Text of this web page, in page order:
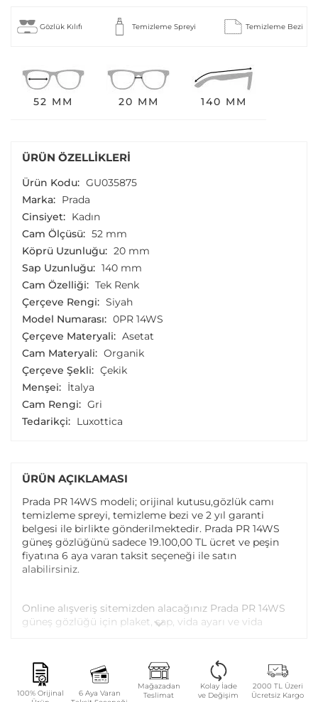
Gözlük Kılıfı Temizleme Spreyi Temizleme Bezi
52 MM 20 MM 140 MM
100% Orijinal
6 Aya Varan
Mağazadan
Teslimat
Kolay İade
ve Değişim
2000 TL Üzeri
Ücretsiz Kargo
ÜRÜN AÇIKLAMASI
Prada PR 14WS modeli; orijinal kutusu,gözlük camı
temizleme spreyi, temizleme bezi ve 2 yıl garanti
belgesi ile birlikte gönderilmektedir. Prada PR 14WS
güneş gözlüğünü sadece 19.100,00 TL ücret ve peşin
fiyatına 6 aya varan taksit seçeneği ile satın
alabilirsiniz.
Online alışveriş sitemizden alacağınız Prada PR 14WS
güneş gözlüğü için plaket, sap, vida ayarı ve vida
Garanti kapsamı dışındaki parça değişim ve bakım
ÜRÜN ÖZELLIKLERI
Ürün Kodu: GU035875
Marka: Prada
Cinsiyet: Kadın
Cam Ölçüsü: 52 mm
Köprü Uzunluğu: 20 mm
Sap Uzunluğu: 140 mm
Cam Özelliği: Tek Renk
Çerçeve Rengi: Siyah
Model Numarası: 0PR 14WS
Çerçeve Materyali: Asetat
Cam Materyali: Organik
Çerçeve Şekli: Çekik
Menşei: İtalya
Cam Rengi: Gri
Tedarikçi: Luxottica